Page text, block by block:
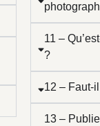
11 –
?
12 – Faut-
13 –